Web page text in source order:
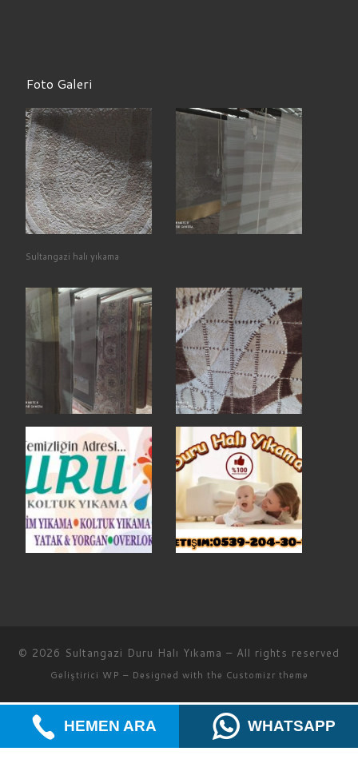
Foto Galeri
Sultangazi halı yıkama
© 2026 Sultangazi Duru Halı Yıkama – All rights reserved
Geliştirici WP – Designed with the Customizr theme
HEMEN ARA WHATSAPP